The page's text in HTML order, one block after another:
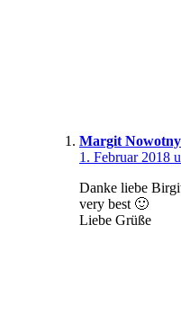
Margit Nowotny
1. Februar 2018
Danke liebe
very best 🙂
Liebe Grüße